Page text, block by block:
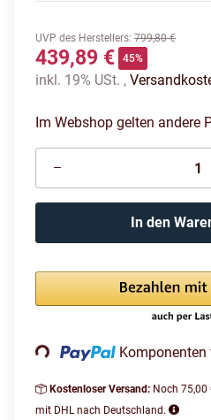
UVP des Herstellers: 799,80 €
439,89 € 45%
inkl. 19% USt. ,
Im Webshop gelten andere
In den
Loading... Komponenten
Kostenloser Versand: Noch
mit DHL nach Deutschland.